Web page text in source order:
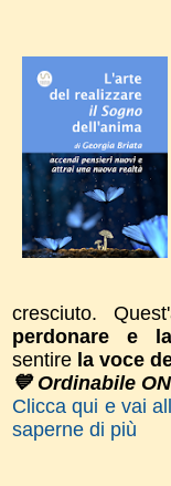
cresciuto.
perdonare e
sentire la voce
💙 Ordinabile
Clicca qui e vai
saperne di più